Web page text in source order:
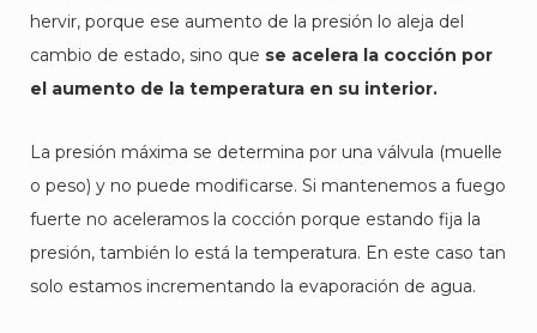
hervir, porque ese aumento de la presión lo aleja del
cambio de estado, sino que se acelera la cocción por
el aumento de la temperatura en su interior.
La presión máxima se determina por una válvula (muelle
o peso) y no puede modificarse. Si mantenemos a fuego
fuerte no aceleramos la cocción porque estando fija la
presión, también lo está la temperatura. En este caso tan
solo estamos incrementando la evaporación de agua.